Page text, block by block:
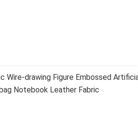
Wire-drawing Figure Embossed
Notebook Leather Fabric